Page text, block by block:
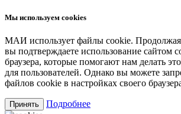
Мы используем cookies
МАИ использует файлы cookie. Продолжая
вы подтверждаете использование сайтом
браузера, которые помогают нам делать
для пользователей. Однако вы можете
файлов cookie в настройках своего
Принять Подробнее